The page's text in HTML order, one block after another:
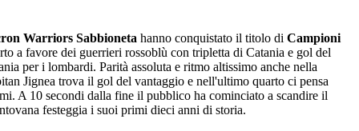
Warriors Sabbioneta hanno conquistato il titolo di Campioni
a favore dei guerrieri rossoblù con tripletta di Catania e gol del
per i lombardi. Parità assoluta e ritmo altissimo anche nella
Jignea trova il gol del vantaggio e nell'ultimo quarto ci pensa
A 10 secondi dalla fine il pubblico ha cominciato a scandire il
festeggia i suoi primi dieci anni di storia.